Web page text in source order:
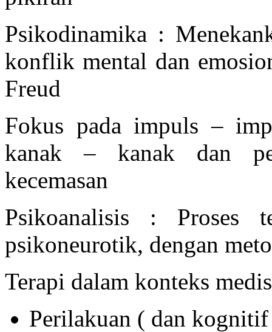
Psikodinamika :
konflik mental dan
Freud
Fokus pada impuls –
kanak – kanak dan
kecemasan
Psikoanalisis : Proses
psikoneurotik, dengan
Terapi dalam konteks
Perilakuan ( dan